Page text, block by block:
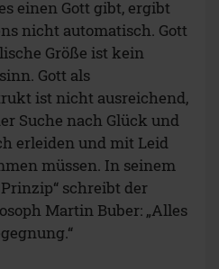
einen Gott gibt, ergibt
nicht automatisch. Gott
Größe ist kein
Gott als
ist nicht ausreichend,
Suche nach Glück und
erleiden und mit Leid
müssen. In seinem
schreibt der
Martin Buber: „Alles